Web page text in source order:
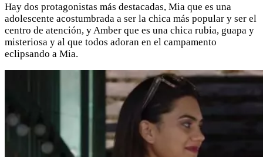
Hay dos protagonistas más destacadas, Mia que es una
adolescente acostumbrada a ser la chica más popular y ser el
centro de atención, y Amber que es una chica rubia, guapa y
misteriosa y al que todos adoran en el campamento
eclipsando a Mia.